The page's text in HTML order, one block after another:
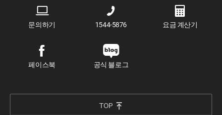
문의하기 1544-5876 요금 계산기
페이스북 공식 블로그
TOP